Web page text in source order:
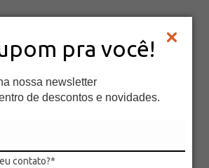
pra você!
nossa newsletter
de descontos e novidades.
contato?*